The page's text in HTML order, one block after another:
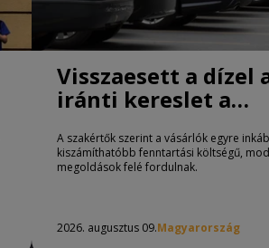
Visszaesett a dízel
iránti kereslet a
A szakértők szerint a vásárlók egyre
kiszámíthatóbb fenntartási költségű,
megoldások felé fordulnak.
2026. augusztus 09.Magyarország